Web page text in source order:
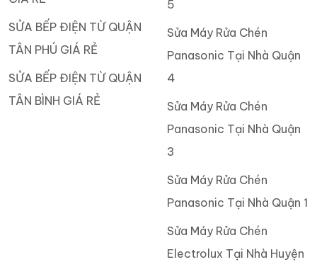
SỬA BẾP ĐIỆN TỪ QUẬN
TÂN PHÚ GIÁ RẺ
SỬA BẾP ĐIỆN TỪ QUẬN
TÂN BÌNH GIÁ RẺ
5
Sửa Máy Rửa Chén
Panasonic Tại Nhà Quận
4
Sửa Máy Rửa Chén
Panasonic Tại Nhà Quận
3
Sửa Máy Rửa Chén
Panasonic Tại Nhà Quận 1
Sửa Máy Rửa Chén
Electrolux Tại Nhà Huyện